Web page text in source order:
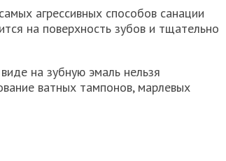
агрессивных способов санации
на поверхность зубов и тщательно
на зубную эмаль нельзя
ватных тампонов, марлевых